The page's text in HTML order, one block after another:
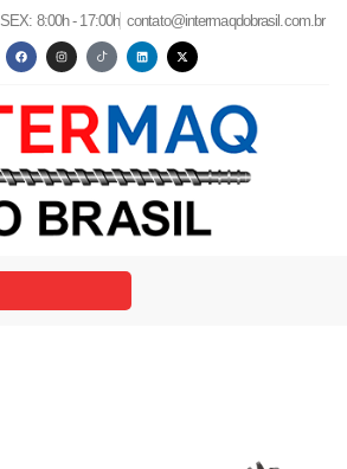
SEX: 8:00h - 17:00h contato@intermaqdobrasil.com.br